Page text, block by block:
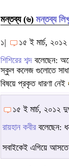
মন্তব্য (৬) মন্তব্য
১|
১৫ ই মার্চ,
শিশিরের শব্দ বলেছেন:
স্কুল কলেজ গুলোতে
বিষয়ে প্রকৃত ধারণা নেই
১৫ ই মার্চ, ২০১২
রায়হান কবীর বলেছেন:
সবাইকেই এগিয়ে